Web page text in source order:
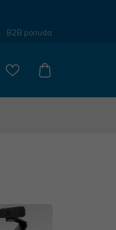
B2B ponuda